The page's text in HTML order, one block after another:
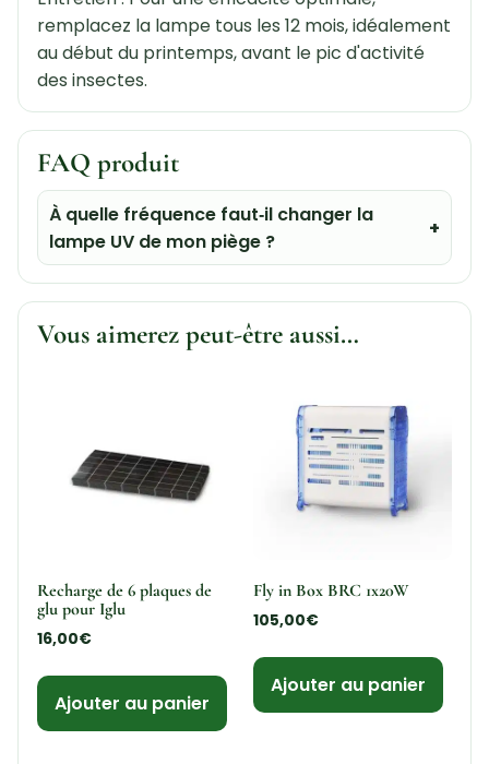
remplacez la lampe tous les 12 mois, idéalement
au début du printemps, avant le pic d'activité
des insectes.
FAQ produit
À quelle fréquence faut‑il changer la
lampe UV de mon piège ?
Vous aimerez peut-être aussi…
Recharge de 6 plaques de
glu pour Iglu
16,00€
Ajouter au panier
Fly in Box BRC 1x20W
105,00€
Ajouter au panier